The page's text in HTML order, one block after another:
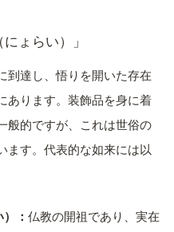
ょらい）」
到達し、悟りを開いた存在
あります。装飾品を身に着
般的ですが、これは世俗の
ます。代表的な如来には以
： 仏教の開祖であり、実在